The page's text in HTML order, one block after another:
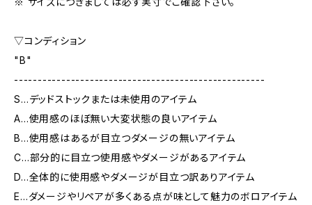
▽コンディション
"B"
-----------------------------------------------------
S…デッドストックまたは未使用のアイテム
A…使用感のほぼ無い大変状態の良いアイテム
B…使用感はあるが目立つダメージの無いアイテム
C…部分的に目立つ使用感やダメージがあるアイテム
D…全体的に使用感やダメージが目立つ訳ありアイテム
E…ダメージやリペアが多くある点が味として魅力のボロアイテム